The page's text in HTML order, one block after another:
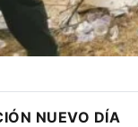
NUEVO DÍA